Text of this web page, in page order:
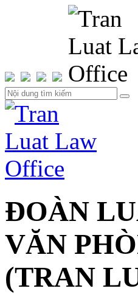
ĐOÀN
VĂN
(TRAN